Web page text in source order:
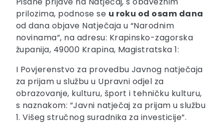
prilozima, podnose se u roku od osam dana
od dana objave Natječaja u “Narodnim
novinama”, na adresu: Krapinsko-zagorska
županija, 49000 Krapina, Magistratska 1:
I Povjerenstvo za provedbu Javnog natječaja
za prijam u službu u Upravni odjel za
obrazovanje, kulturu, šport i tehničku kulturu,
s naznakom: ”Javni natječaj za prijam u službu
1. Višeg stručnog suradnika za investicije”.